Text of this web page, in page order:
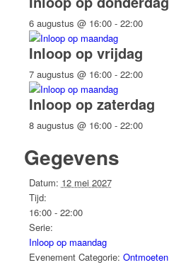
6 augustus @ 16:00- 22:00
Inloop op vrijdag
7 augustus @ 16:00- 22:00
Inloop op zaterdag
8 augustus @ 16:00- 22:00
Gegevens
Datum: 12 mei 2027
Tijd:
16:00 - 22:00
Serie:
Inloop op maandag
Evenement Categorie: Ontmoeten